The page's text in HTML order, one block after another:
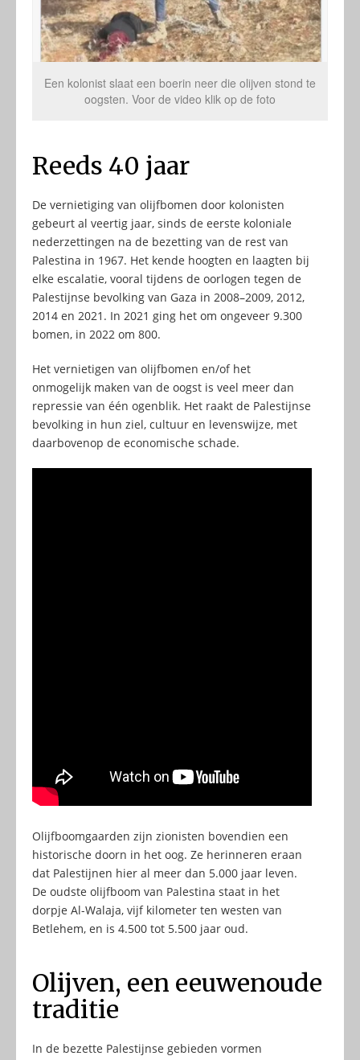
Een kolonist slaat een boerin neer die olijven stond te
oogsten. Voor de video klik op de foto
Reeds 40 jaar
De vernietiging van olijfbomen door kolonisten
gebeurt al veertig jaar, sinds de eerste koloniale
nederzettingen na de bezetting van de rest van
Palestina in 1967. Het kende hoogten en laagten bij
elke escalatie, vooral tijdens de oorlogen tegen de
Palestijnse bevolking van Gaza in 2008–2009, 2012,
2014 en 2021. In 2021 ging het om ongeveer 9.300
bomen, in 2022 om 800.
Het vernietigen van olijfbomen en/of het
onmogelijk maken van de oogst is veel meer dan
repressie van één ogenblik. Het raakt de Palestijnse
bevolking in hun ziel, cultuur en levenswijze, met
daarbovenop de economische schade.
Olijfboomgaarden zijn zionisten bovendien een
historische doorn in het oog. Ze herinneren eraan
dat Palestijnen hier al meer dan 5.000 jaar leven.
De oudste olijfboom van Palestina staat in het
dorpje Al-Walaja, vijf kilometer ten westen van
Betlehem, en is 4.500 tot 5.500 jaar oud.
Olijven, een eeuwenoude
traditie
In de bezette Palestijnse gebieden vormen